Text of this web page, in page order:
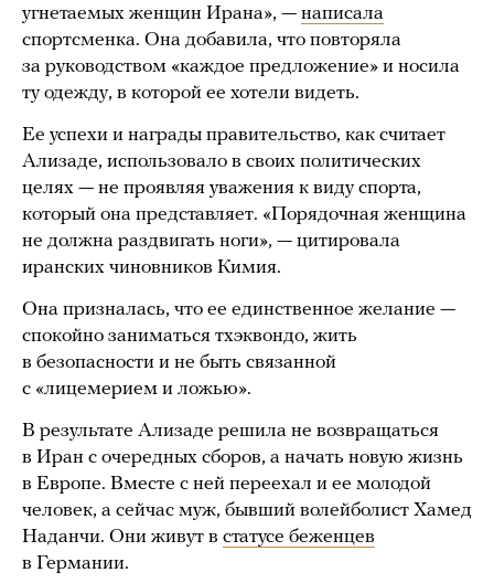
угнетаемых женщин Ирана», — написала
спортсменка. Она добавила, что повторяла
за руководством «каждое предложение» и носила
ту одежду, в которой ее хотели видеть.
Ее успехи и награды правительство, как считает
Ализаде, использовало в своих политических
целях — не проявляя уважения к виду спорта,
который она представляет. «Порядочная женщина
не должна раздвигать ноги», — цитировала
иранских чиновников Кимия.
Она призналась, что ее единственное желание —
спокойно заниматься тхэквондо, жить
в безопасности и не быть связанной
с «лицемерием и ложью».
В результате Ализаде решила не возвращаться
в Иран с очередных сборов, а начать новую жизнь
в Европе. Вместе с ней переехал и ее молодой
человек, а сейчас муж, бывший волейболист Хамед
Наданчи. Они живут в статусе беженцев
в Германии.